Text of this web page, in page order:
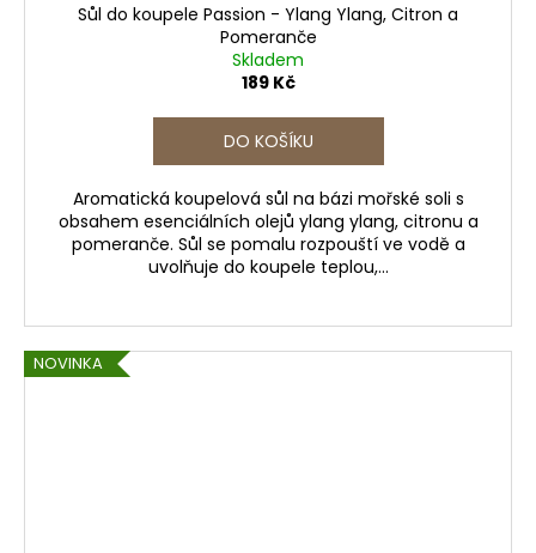
Sůl do koupele Passion - Ylang Ylang, Citron a
Pomeranče
Skladem
189 Kč
DO KOŠÍKU
Aromatická koupelová sůl na bázi mořské soli s
obsahem esenciálních olejů ylang ylang, citronu a
pomeranče. Sůl se pomalu rozpouští ve vodě a
uvolňuje do koupele teplou,...
NOVINKA